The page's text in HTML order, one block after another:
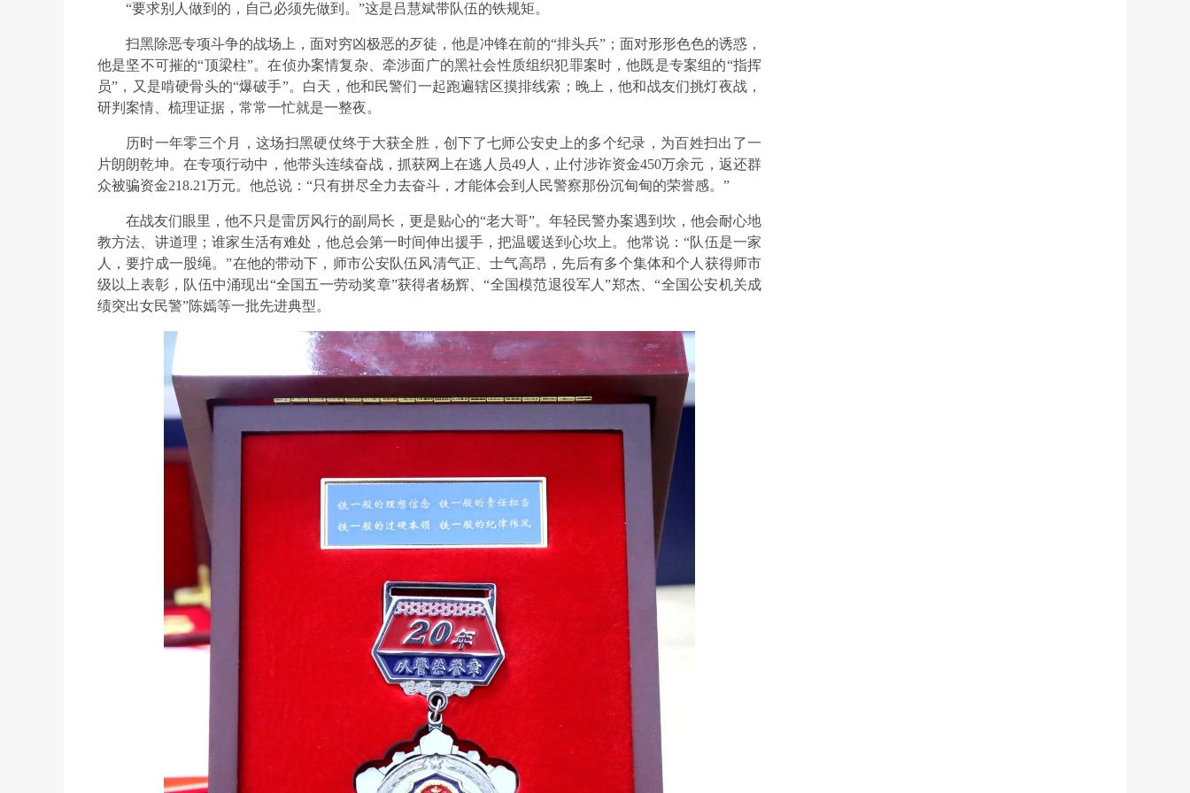
“要求别人做到的，自己必须先做到。”这是吕慧斌带队伍的铁规矩。
扫黑除恶专项斗争的战场上，面对穷凶极恶的歹徒，他是冲锋在前的“排头兵”；面对形形色色的诱惑，
他是坚不可摧的“顶梁柱”。在侦办案情复杂、牵涉面广的黑社会性质组织犯罪案时，他既是专案组的“指挥
员”，又是啃硬骨头的“爆破手”。白天，他和民警们一起跑遍辖区摸排线索；晚上，他和战友们挑灯夜战，
研判案情、梳理证据，常常一忙就是一整夜。
历时一年零三个月，这场扫黑硬仗终于大获全胜，创下了七师公安史上的多个纪录，为百姓扫出了一
片朗朗乾坤。在专项行动中，他带头连续奋战，抓获网上在逃人员49人，止付涉诈资金450万余元，返还群
众被骗资金218.21万元。他总说：“只有拼尽全力去奋斗，才能体会到人民警察那份沉甸甸的荣誉感。”
在战友们眼里，他不只是雷厉风行的副局长，更是贴心的“老大哥”。年轻民警办案遇到坎，他会耐心地
教方法、讲道理；谁家生活有难处，他总会第一时间伸出援手，把温暖送到心坎上。他常说：“队伍是一家
人，要拧成一股绳。”在他的带动下，师市公安队伍风清气正、士气高昂，先后有多个集体和个人获得师市
级以上表彰，队伍中涌现出“全国五一劳动奖章”获得者杨辉、“全国模范退役军人”郑杰、“全国公安机关成
绩突出女民警”陈嫣等一批先进典型。